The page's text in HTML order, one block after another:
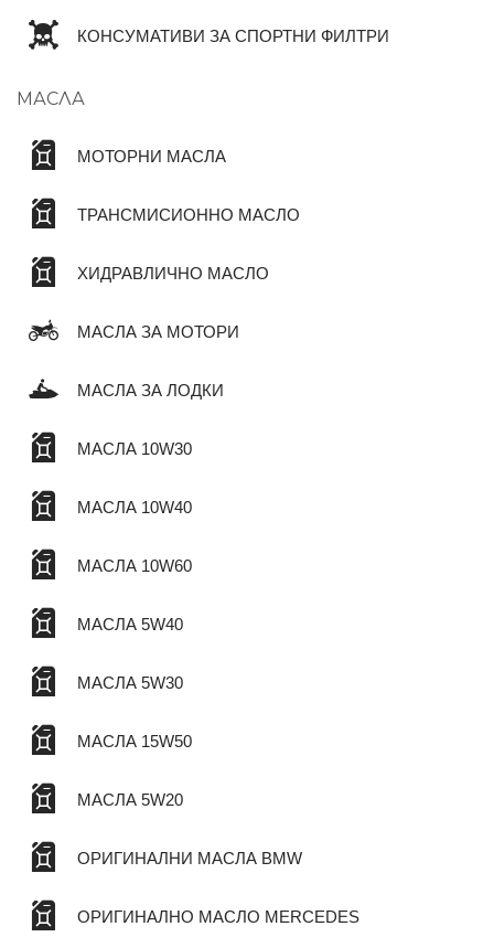
КОНСУМАТИВИ ЗА СПОРТНИ ФИЛТРИ
МАСЛА
МОТОРНИ МАСЛА
ТРАНСМИСИОННО МАСЛО
ХИДРАВЛИЧНО МАСЛО
МАСЛА ЗА МОТОРИ
МАСЛА ЗА ЛОДКИ
МАСЛА 10W30
МАСЛА 10W40
МАСЛА 10W60
МАСЛА 5W40
МАСЛА 5W30
МАСЛА 15W50
МАСЛА 5W20
ОРИГИНАЛНИ МАСЛА BMW
ОРИГИНАЛНО МАСЛО MERCEDES